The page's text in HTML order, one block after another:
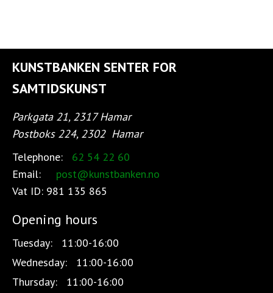
KUNSTBANKEN SENTER FOR
SAMTIDSKUNST
Parkgata 21, 2317 Hamar
Postboks 224, 2302 Hamar
Telephone:
62 54 22 60
Email:
post@kunstbanken.no
Vat ID: 981 135 865
Opening hours
Tuesday:
11:00-16:00
Wednesday:
11:00-16:00
Thursday:
11:00-16:00